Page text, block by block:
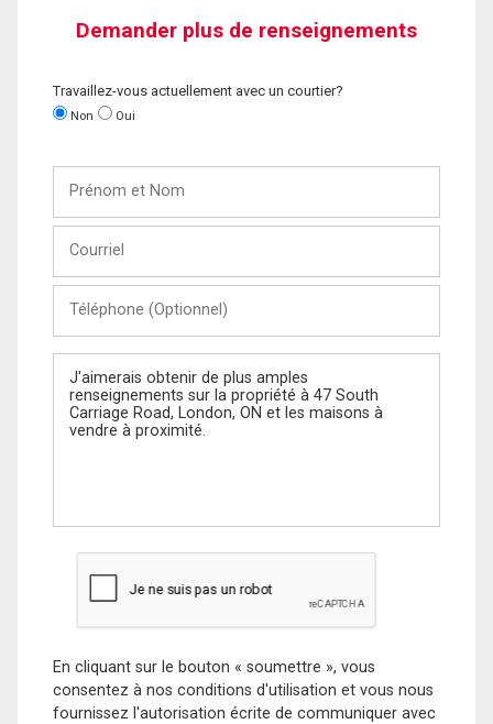
Demander plus de renseignements
Travaillez-vous actuellement avec un courtier?
Non Oui
Nom
(Optionnel)
Message
En cliquant sur le bouton « soumettre », vous
consentez à nos conditions d'utilisation et vous nous
fournissez l'autorisation écrite de communiquer avec